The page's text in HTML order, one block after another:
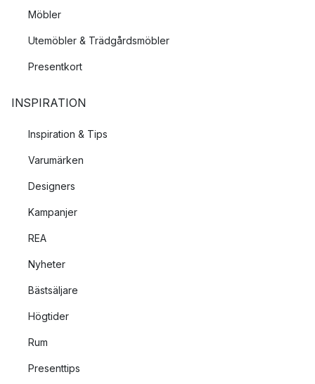
Möbler
Utemöbler & Trädgårdsmöbler
Presentkort
INSPIRATION
Inspiration & Tips
Varumärken
Designers
Kampanjer
REA
Nyheter
Bästsäljare
Högtider
Rum
Presenttips